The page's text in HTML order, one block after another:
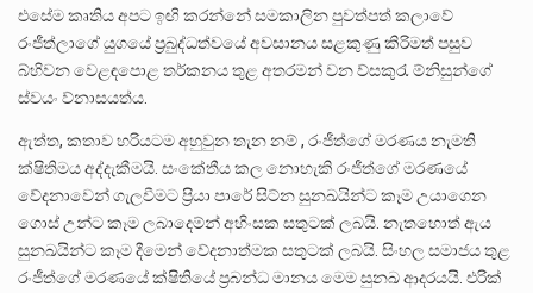
එසේම කෘතිය අපට ඉඟි කරන්නේ සමකාලින පුවත්පත් කලාවේ
රංජීත්ලාගේ යුගයේ ප්‍රබුද්ධත්වයේ අවසානය සළකුණු කිරිමත් පසුව
බ්හිවන වෙළඳපොළ තර්කනය තුළ අතරමන් වන ව්සකුරැ ම්නිසුන්ගේ
ස්වයං ව්නාසයත්ය.
ඇත්ත, කතාව හරියටම අහුවුන තැන නම් , රංජීත්ගේ මරණය නැමති
ක්ෂිතිමය අද්දැකීමයි. සංකේතීය කල නොහැකි රංජීත්ගේ මරණයේ
වේදනාවෙන් ගැලවීමට ප්‍රියා පාරේ සිට්න සුනඛයින්ට කෑම උයාගෙන
ගොස් උන්ට කෑම ලබාදෙම්න් අහිංසක සතුටක් ලබයි. නැතහොත් ඇය
සුනඛයින්ට කෑම දීමෙන් වේදනාත්මක සතුටක් ලබයි. සිංහල සමාජය තුළ
රංජීත්ගේ මරණයේ ක්ෂිතියේ ප්‍රබන්ධ මානය මෙම සුනඛ ⁣ආදරයයි. එරික්